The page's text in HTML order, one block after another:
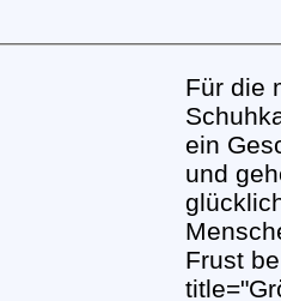
Für die
ein
und
Frust